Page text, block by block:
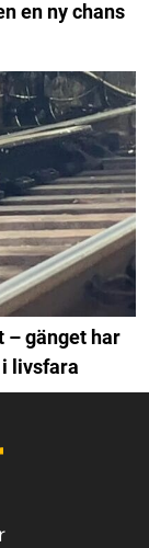
en ny chans
– gänget har
livsfara